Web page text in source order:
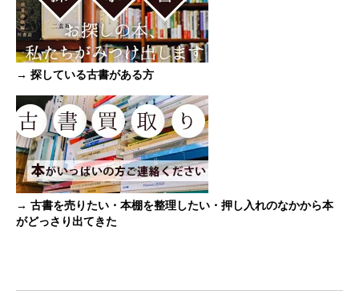
→ 探している古書がある方
→ 古書を売りたい・本棚を整理したい・押し入れのなかから本
がどっさり出てきた